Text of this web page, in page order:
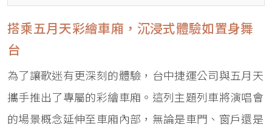
搭乘五月天彩繪車廂，沉浸式體驗如置身舞
台
為了讓歌迷有更深刻的體驗，台中捷運公司與五月天
攜手推出了專屬的彩繪車廂。這列主題列車將演唱會
的場景概念延伸至車廂內部，無論是車門、窗戶還是